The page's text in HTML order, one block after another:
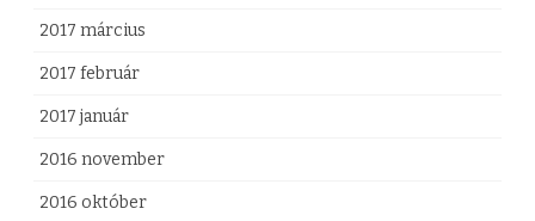
2017 március
2017 február
2017 január
2016 november
2016 október